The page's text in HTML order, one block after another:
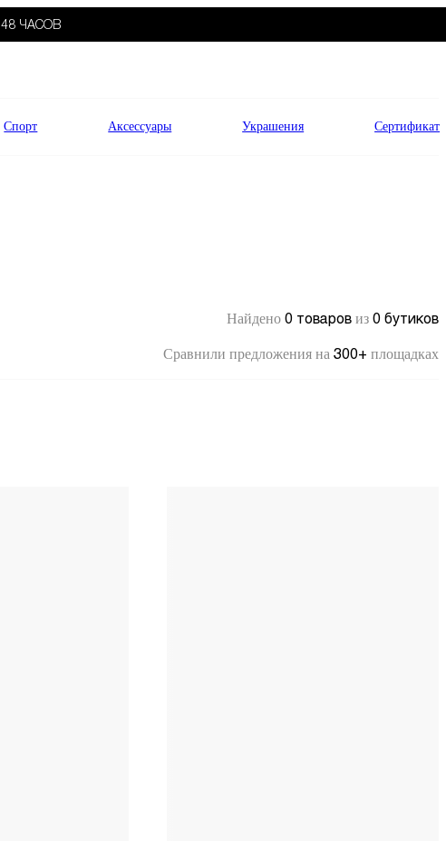
48 ЧАСОВ
Спорт Аксессуары Украшения Сертификат
Найдено 0 товаров из 0 бутиков
Сравнили предложения на 300+ площадках